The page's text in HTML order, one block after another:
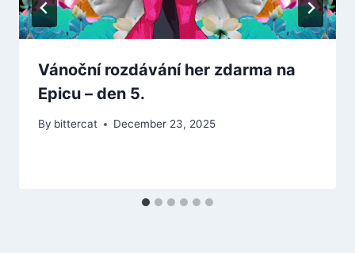
Vánoční rozdávání her zdarma na
Epicu – den 5.
By bittercat December 23, 2025